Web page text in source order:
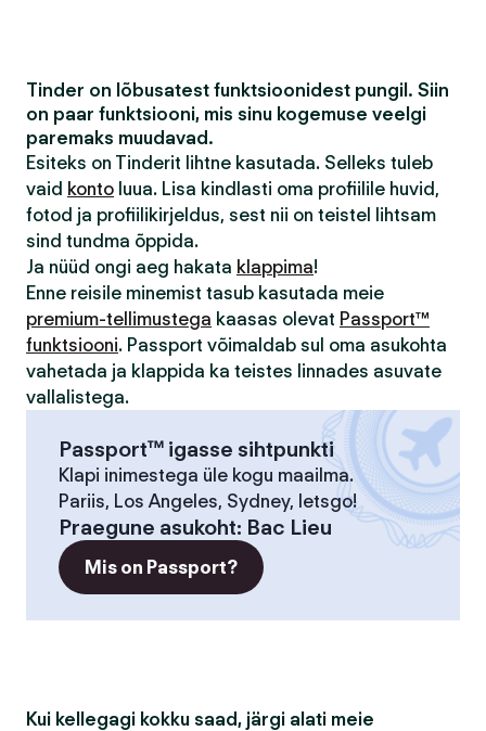
Tinder on lõbusatest funktsioonidest pungil. Siin
on paar funktsiooni, mis sinu kogemuse veelgi
paremaks muudavad.
Esiteks on Tinderit lihtne kasutada. Selleks tuleb
vaid konto luua. Lisa kindlasti oma profiilile huvid,
fotod ja profiilikirjeldus, sest nii on teistel lihtsam
sind tundma õppida.
Ja nüüd ongi aeg hakata klappima!
Enne reisile minemist tasub kasutada meie
premium-tellimustega kaasas olevat Passport™
funktsiooni. Passport võimaldab sul oma asukohta
vahetada ja klappida ka teistes linnades asuvate
vallalistega.
Passport™ igasse sihtpunkti
Klapi inimestega üle kogu maailma.
Pariis, Los Angeles, Sydney, letsgo!
Praegune asukoht: Bac Lieu
Mis on Passport?
Kui kellegagi kokku saad, järgi alati meie